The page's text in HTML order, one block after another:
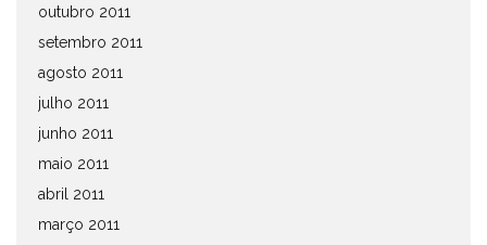
outubro 2011
setembro 2011
agosto 2011
julho 2011
junho 2011
maio 2011
abril 2011
março 2011